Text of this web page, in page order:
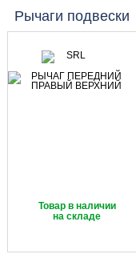
Рычаги подвески
Товар в наличии
на складе